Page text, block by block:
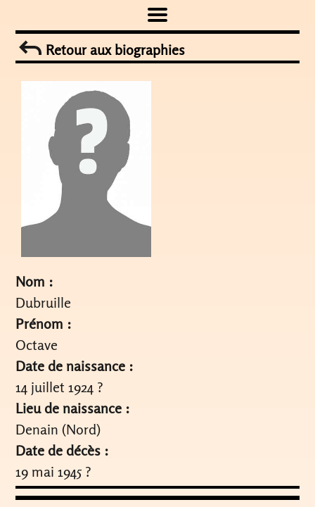
to
contentRetour aux biographies
Nom :
Dubruille
Prénom :
Octave
Date de naissance :
14 juillet 1924 ?
Lieu de naissance :
Denain (Nord)
Date de décès :
19 mai 1945 ?